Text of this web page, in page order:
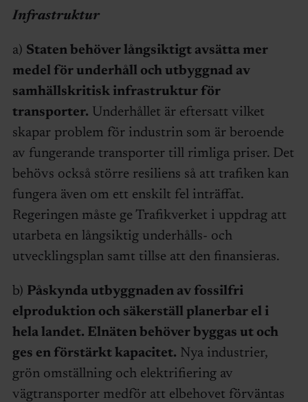
Infrastruktur
a) Staten behöver långsiktigt avsätta mer
medel för underhåll och utbyggnad av
samhällskritisk infrastruktur för
transporter. Underhållet är eftersatt vilket
skapar problem för industrin som är beroende
av fungerande transporter till rimliga priser. Det
behövs också större resiliens så att trafiken kan
fungera även om ett enskilt fel inträffat.
Regeringen måste ge Trafikverket i uppdrag att
utarbeta en långsiktig underhålls- och
utvecklingsplan samt tillse att den finansieras.
b) Påskynda utbyggnaden av fossilfri
elproduktion och säkerställ planerbar el i
hela landet. Elnäten behöver byggas ut och
ges en förstärkt kapacitet. Nya industrier,
grön omställning och elektrifiering av
vägtransporter medför att elbehovet förväntas